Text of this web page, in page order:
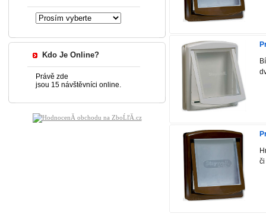
Kdo Je Online?
Právě zde
jsou 15 návštěvníci online.
či